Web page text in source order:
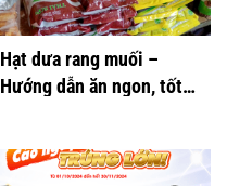
Hạt dưa rang muối –
Hướng dẫn ăn ngon, tốt